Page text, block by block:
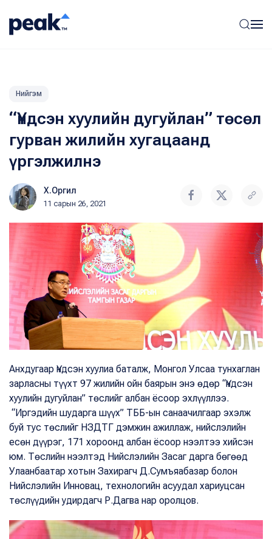
Нийгэм
“Үндсэн хуулийн дугуйлан” төсөл
гурван жилийн хугацаанд
үргэлжилнэ
Х.Оргил
11 сарын 26, 2021
Анхдугаар Үндсэн хуулиа баталж, Монгол Улсаа тунхаглан
зарласны түүхт 97 жилийн ойн баярын энэ өдөр “Үндсэн
хуулийн дугуйлан” төслийг албан ёсоор эхлүүллээ.
“Иргэдийн шударга шүүх” ТББ-ын санаачилгаар эхэлж
буй тус төслийг НЗДТГ дэмжин ажиллаж, нийслэлийн
есөн дүүрэг, 171 хороонд албан ёсоор нээлтээ хийсэн
юм. Төслийн нээлтэд Нийслэлийн Засаг дарга бөгөөд
Улаанбаатар хотын Захирагч Д.Сумъяабазар болон
Нийслэлийн Инновац, технологийн асуудал хариуцсан
төслүүдийн удирдагч Р.Дагва нар оролцов.